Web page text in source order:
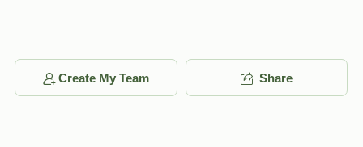
Create My Team Share